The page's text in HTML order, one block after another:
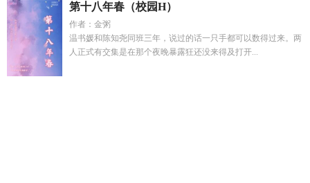
第十八年春（校园H）
作者：金粥
温书媛和陈知尧同班三年，说过的话一只手都可以数得过来。两
人正式有交集是在那个夜晚暴露狂还没来得及打开...